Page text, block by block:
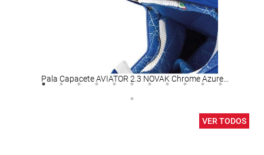
Pala Capacete AVIATOR 2.3 NOVAK Chrome Azure AIROH
VER TODOS